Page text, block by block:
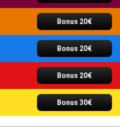
Bonus 20€
Bonus 20€
Bonus 20€
Bonus 30€